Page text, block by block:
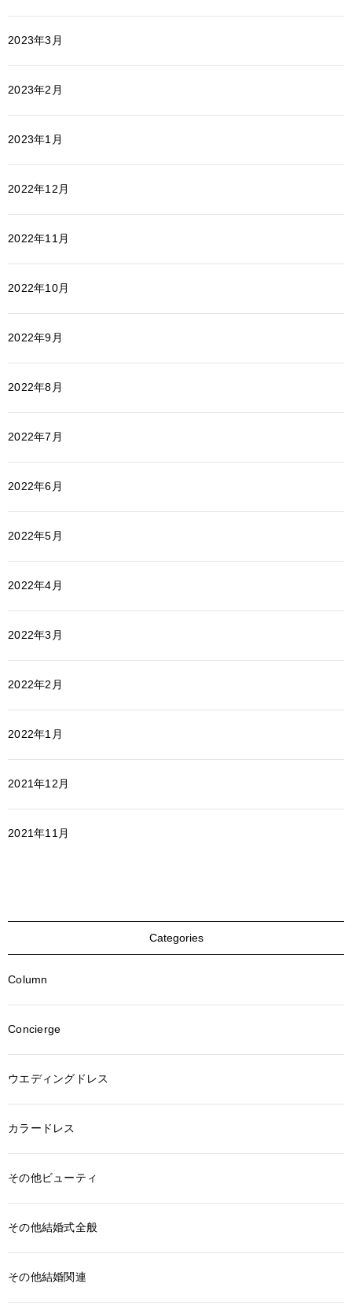
2023年3月
2023年2月
2023年1月
2022年12月
2022年11月
2022年10月
2022年9月
2022年8月
2022年7月
2022年6月
2022年5月
2022年4月
2022年3月
2022年2月
2022年1月
2021年12月
2021年11月
Categories
Column
Concierge
ウエディングドレス
カラードレス
その他ビューティ
その他結婚式全般
その他結婚関連